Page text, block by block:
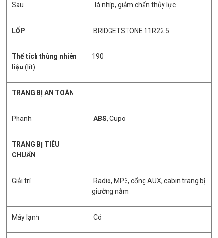
Sau lá nhíp, giảm chấn thủy lực
LỐP BRIDGETSTONE 11R22.5
Thể tích thùng nhiên
liệu (lít)
190
TRANG BỊ AN TOÀN
Phanh ABS, Cupo
TRANG BỊ TIÊU
CHUẨN
Giải trí
Radio, MP3, cổng AUX, cabin trang bị
giường nằm
Máy lạnh Có